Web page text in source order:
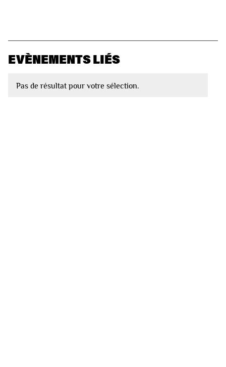
EVÈNEMENTS LIÉS
Pas de résultat pour votre sélection.